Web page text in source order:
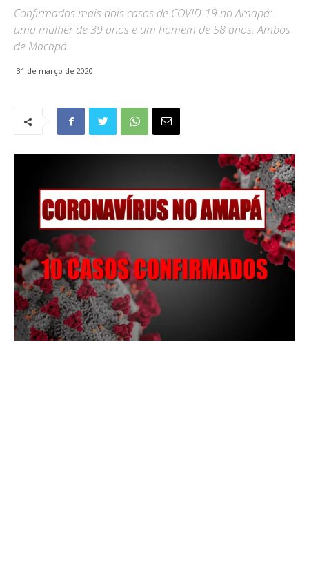
Confirmados mais dois casos de COVID-19 no Amapá:
uma mulher de 39 anos e um homem de 58 anos. Ambos
de Macapá.
31 de março de 2020